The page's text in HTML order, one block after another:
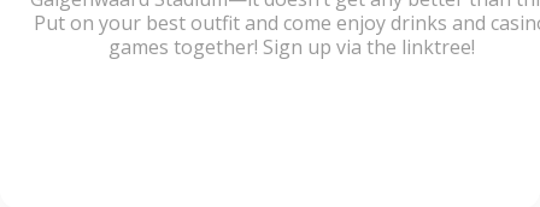
Put on your best outfit and come enjoy drinks and
games together! Sign up via the linktree!